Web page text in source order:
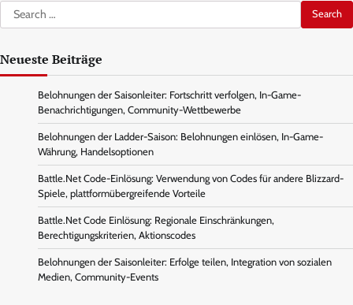
Search
for:
Neueste Beiträge
Belohnungen der Saisonleiter: Fortschritt verfolgen, In-Game-
Benachrichtigungen, Community-Wettbewerbe
Belohnungen der Ladder-Saison: Belohnungen einlösen, In-Game-
Währung, Handelsoptionen
Battle.Net Code-Einlösung: Verwendung von Codes für andere Blizzard-
Spiele, plattformübergreifende Vorteile
Battle.Net Code Einlösung: Regionale Einschränkungen,
Berechtigungskriterien, Aktionscodes
Belohnungen der Saisonleiter: Erfolge teilen, Integration von sozialen
Medien, Community-Events